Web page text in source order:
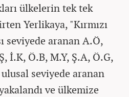
ülkelerin tek tek
Yerlikaya, "Kırmızı
seviyede aranan A.Ö,
İ.K, Ö.B, M.Y, Ş.A, Ö.G,
seviyede aranan
ve ülkemize